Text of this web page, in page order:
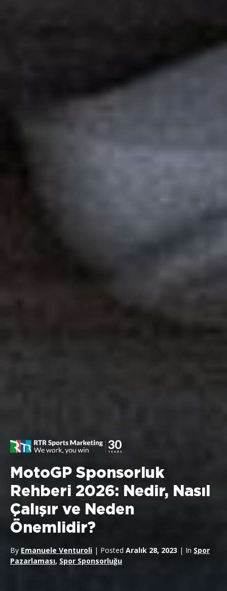
MotoGP Sponsorluk
Rehberi 2026: Nedir, Nasıl
Çalışır ve Neden
Önemlidir?
By Emanuele Venturoli | Posted Aralık 28, 2023 | In Spor
Pazarlaması, Spor Sponsorluğu